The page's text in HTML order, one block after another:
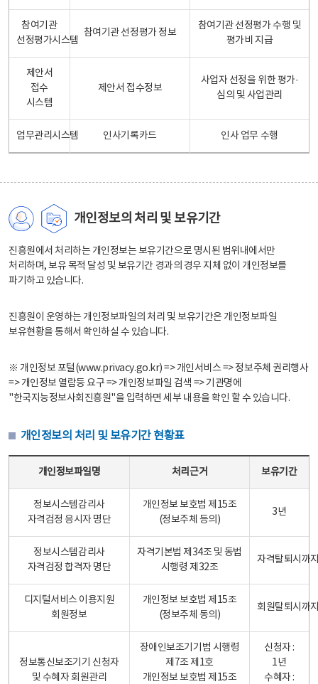
참여기관
선정평가시스템
참여기관 선정평가 정보
참여기관 선정평가 수행 및
평가비 지급
제안서
접수
시스템
제안서 접수정보
사업자 선정을 위한 평가·
심의 및 사업관리
업무관리시스템 인사기록카드 인사 업무 수행
개인정보의 처리 및 보유기간
진흥원에서 처리하는 개인정보는 보유기간으로 명시된 범위내에서만
처리하며, 보유 목적 달성 및 보유기간 경과의 경우 지체 없이 개인정보를
파기하고 있습니다.
진흥원이 운영하는 개인정보파일의 처리 및 보유기간은 개인정보파일
보유현황을 통해서 확인하실 수 있습니다.
※ 개인정보 포털(www.privacy.go.kr) => 개인서비스 => 정보주체 권리행사
=> 개인정보 열람등 요구 => 개인정보파일 검색 => 기관명에
"한국지능정보사회진흥원"을 입력하면 세부 내용을 확인 할 수 있습니다.
개인정보의 처리 및 보유기간 현황표
개인정보파일명 처리근거 보유기간
정보시스템감리사
자격검정 응시자 명단
개인정보 보호법 제15조
(정보주체 등의)
3년
정보시스템감리사
자격검정 합격자 명단
자격기본법 제34조 및 동법
시행령 제32조
자격탈퇴시까
디지털서비스 이용지원
회원정보
개인정보 보호법 제15조
(정보주체 동의)
회원탈퇴시까
정보통신보조기기 신청자
및 수혜자 회원관리
장애인보조기기법 시행령
제7조 제1호
개인정보 보호법 제15조
신청자 :
1년
수혜자 :